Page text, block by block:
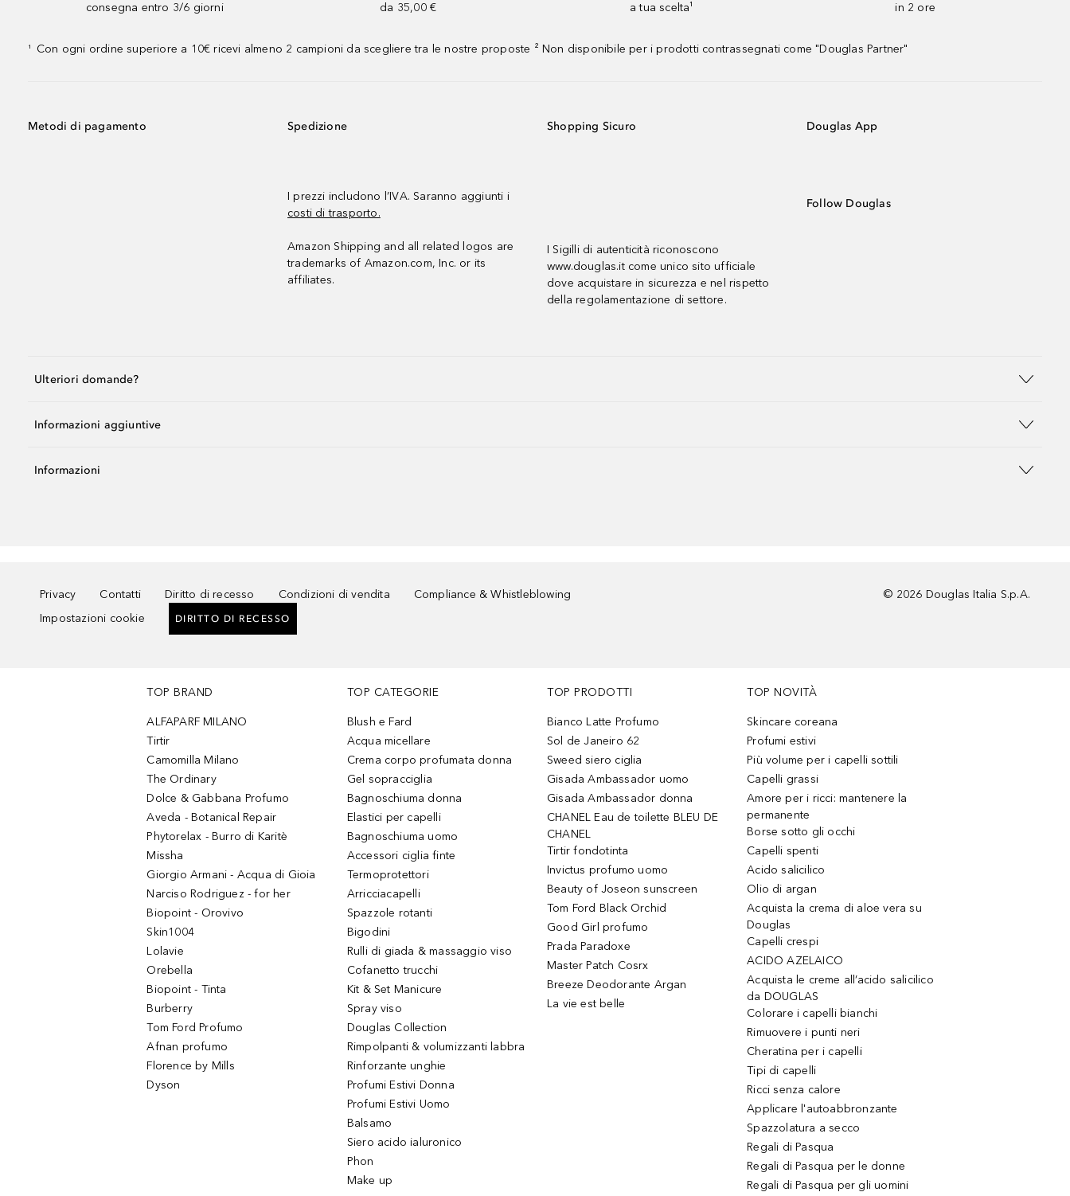
consegna entro 3/6 giorni
da 35,00 €
a tua scelta¹
in 2 ore
¹ Con ogni ordine superiore a 10€ ricevi almeno 2 campioni da scegliere tra le nostre proposte ² Non disponibile per i prodotti contrassegnati come "Douglas Partner"
Metodi di pagamento Spedizione
I prezzi includono l’IVA. Saranno aggiunti i
costi di trasporto.
Amazon Shipping and all related logos are
trademarks of Amazon.com, Inc. or its
affiliates.
Shopping Sicuro
I Sigilli di autenticità riconoscono
www.douglas.it come unico sito ufficiale
dove acquistare in sicurezza e nel rispetto
della regolamentazione di settore.
Douglas App
Follow Douglas
Ulteriori domande?
Informazioni aggiuntive
Informazioni
Privacy Contatti Diritto di recesso Condizioni di vendita
Compliance & Whistleblowing
Impostazioni cookie
DIRITTO DI RECESSO
© 2026 Douglas Italia S.p.A.
TOP BRAND
ALFAPARF MILANO
Tirtir
Camomilla Milano
The Ordinary
Dolce & Gabbana Profumo
Aveda - Botanical Repair
Phytorelax - Burro di Karitè
Missha
Giorgio Armani - Acqua di Gioia
Narciso Rodriguez - for her
Biopoint - Orovivo
Skin1004
Lolavie
Orebella
Biopoint - Tinta
Burberry
Tom Ford Profumo
Afnan profumo
Florence by Mills
Dyson
TOP CATEGORIE
Blush e Fard
Acqua micellare
Crema corpo profumata donna
Gel sopracciglia
Bagnoschiuma donna
Elastici per capelli
Bagnoschiuma uomo
Accessori ciglia finte
Termoprotettori
Arricciacapelli
Spazzole rotanti
Bigodini
Rulli di giada & massaggio viso
Cofanetto trucchi
Kit & Set Manicure
Spray viso
Douglas Collection
Rimpolpanti & volumizzanti labbra
Rinforzante unghie
Profumi Estivi Donna
Profumi Estivi Uomo
Balsamo
Siero acido ialuronico
Phon
Make up
TOP PRODOTTI
Bianco Latte Profumo
Sol de Janeiro 62
Sweed siero ciglia
Gisada Ambassador uomo
Gisada Ambassador donna
CHANEL Eau de toilette BLEU DE
CHANEL
Tirtir fondotinta
Invictus profumo uomo
Beauty of Joseon sunscreen
Tom Ford Black Orchid
Good Girl profumo
Prada Paradoxe
Master Patch Cosrx
Breeze Deodorante Argan
La vie est belle
TOP NOVITÀ
Skincare coreana
Profumi estivi
Più volume per i capelli sottili
Capelli grassi
Amore per i ricci: mantenere la
permanente
Borse sotto gli occhi
Capelli spenti
Acido salicilico
Olio di argan
Acquista la crema di aloe vera su
Douglas
Capelli crespi
ACIDO AZELAICO
Acquista le creme all’acido salicilico
da DOUGLAS
Colorare i capelli bianchi
Rimuovere i punti neri
Cheratina per i capelli
Tipi di capelli
Ricci senza calore
Applicare l'autoabbronzante
Spazzolatura a secco
Regali di Pasqua
Regali di Pasqua per le donne
Regali di Pasqua per gli uomini